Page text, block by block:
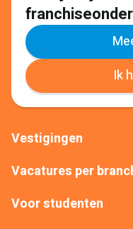
Ik
Vestigingen
Vacatures per
Voor studenten